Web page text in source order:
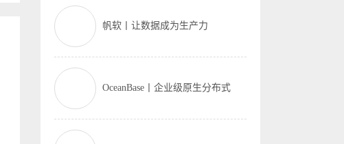
帆软丨让数据成为生产力
OceanBase丨企业级原生分布式